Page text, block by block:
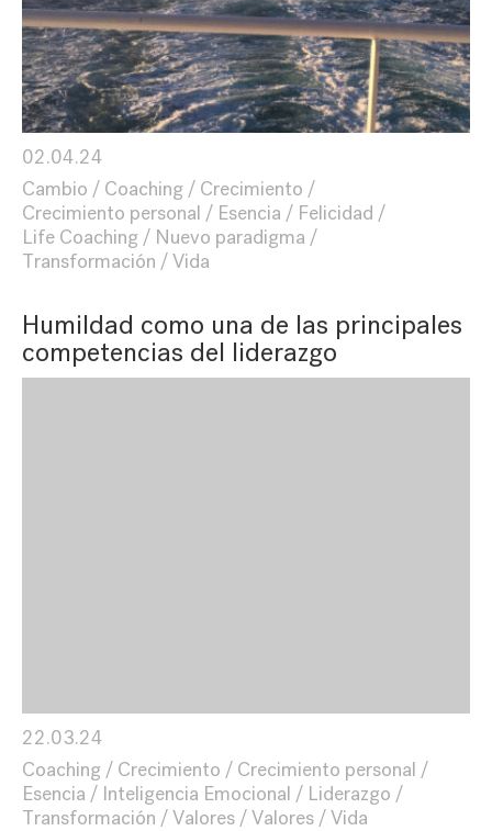
02.04.24
Cambio
Coaching
Crecimiento
Crecimiento personal
Esencia
Felicidad
Life Coaching
Nuevo paradigma
Transformación
Vida
Humildad como una de las principales
competencias del liderazgo
22.03.24
Coaching
Crecimiento
Crecimiento personal
Esencia
Inteligencia Emocional
Liderazgo
Transformación
Valores Valores Vida